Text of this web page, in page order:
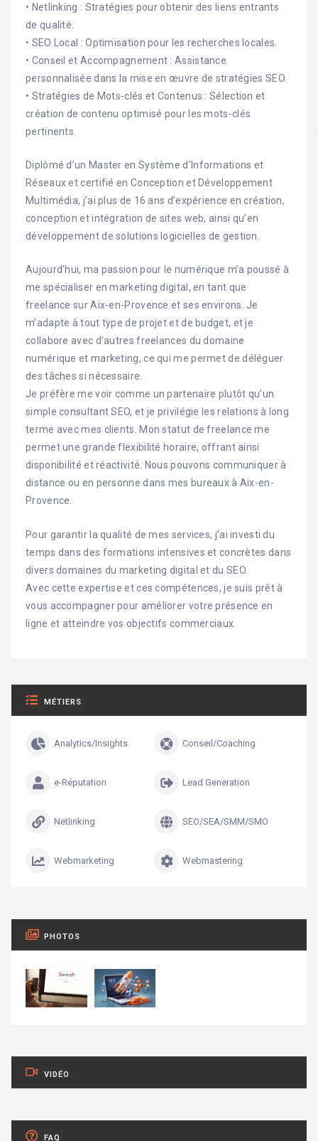
• Netlinking : Stratégies pour obtenir des liens entrants
de qualité.
• SEO Local : Optimisation pour les recherches locales.
• Conseil et Accompagnement : Assistance
personnalisée dans la mise en œuvre de stratégies SEO.
• Stratégies de Mots-clés et Contenus : Sélection et
création de contenu optimisé pour les mots-clés
pertinents.
Diplômé d’un Master en Système d’Informations et
Réseaux et certifié en Conception et Développement
Multimédia, j’ai plus de 16 ans d’expérience en création,
conception et intégration de sites web, ainsi qu’en
développement de solutions logicielles de gestion.
Aujourd’hui, ma passion pour le numérique m’a poussé à
me spécialiser en marketing digital, en tant que
freelance sur Aix-en-Provence et ses environs. Je
m’adapte à tout type de projet et de budget, et je
collabore avec d’autres freelances du domaine
numérique et marketing, ce qui me permet de déléguer
des tâches si nécessaire.
Je préfère me voir comme un partenaire plutôt qu’un
simple consultant SEO, et je privilégie les relations à long
terme avec mes clients. Mon statut de freelance me
permet une grande flexibilité horaire, offrant ainsi
disponibilité et réactivité. Nous pouvons communiquer à
distance ou en personne dans mes bureaux à Aix-en-
Provence.
Pour garantir la qualité de mes services, j’ai investi du
temps dans des formations intensives et concrètes dans
divers domaines du marketing digital et du SEO.
Avec cette expertise et ces compétences, je suis prêt à
vous accompagner pour améliorer votre présence en
ligne et atteindre vos objectifs commerciaux.
MÉTIERS
Analytics/Insights Conseil/Coaching
e-Réputation Lead Generation
Netlinking SEO/SEA/SMM/SMO
Webmarketing Webmastering
PHOTOS
VIDÉO
FAQ